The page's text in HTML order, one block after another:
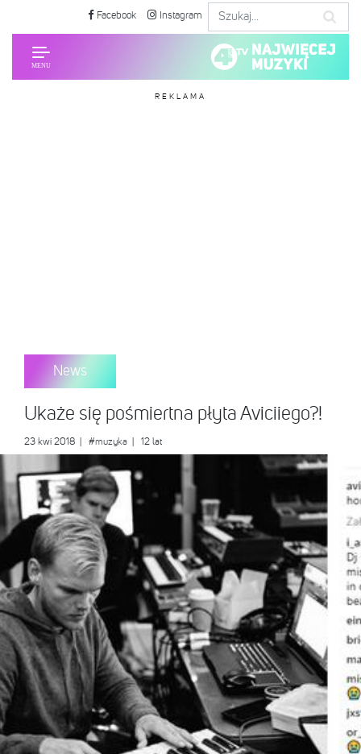
Facebook Instagram
REKLAMA
News
Ukaże się pośmiertna płyta Aviciiego?!
23 kwi 2018 #muzyka | 12 lat